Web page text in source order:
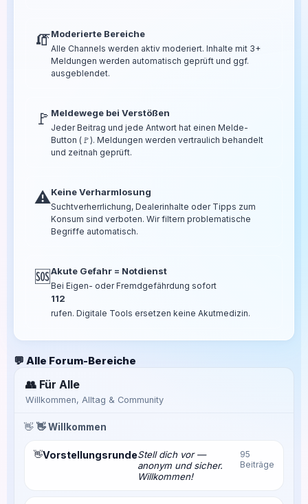
🧯Moderierte Bereiche
Alle Channels werden aktiv moderiert. Inhalte mit 3+
Meldungen werden automatisch geprüft und ggf.
ausgeblendet.
🚩 Meldewege bei Verstößen
Jeder Beitrag und jede Antwort hat einen Melde-
Button (🚩). Meldungen werden vertraulich behandelt
und zeitnah geprüft.
⚠️Keine Verharmlosung
Suchtverherrlichung, Dealerinhalte oder Tipps zum
Konsum sind verboten. Wir filtern problematische
Begriffe automatisch.
🆘Akute Gefahr = Notdienst
Bei Eigen- oder Fremdgefährdung sofort
112
rufen. Digitale Tools ersetzen keine Akutmedizin.
💬 Alle Forum-Bereiche
👥 Für Alle
Willkommen, Alltag & Community
👋 👋 Willkommen
👋VorstellungsrundeStell dich vor —
anonym und sicher.
Willkommen!
95
Beiträge